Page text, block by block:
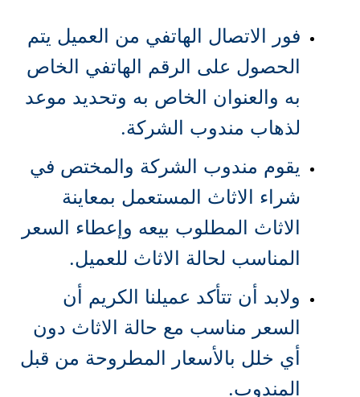
فور الاتصال الهاتفي من العميل يتم
الحصول على الرقم الهاتفي الخاص
به والعنوان الخاص به وتحديد موعد
لذهاب مندوب الشركة.
يقوم مندوب الشركة والمختص في
شراء الاثاث المستعمل بمعاينة
الاثاث المطلوب بيعه وإعطاء السعر
المناسب لحالة الاثاث للعميل.
ولابد أن تتأكد عميلنا الكريم أن
السعر مناسب مع حالة الاثاث دون
أي خلل بالأسعار المطروحة من قبل
المندوب.